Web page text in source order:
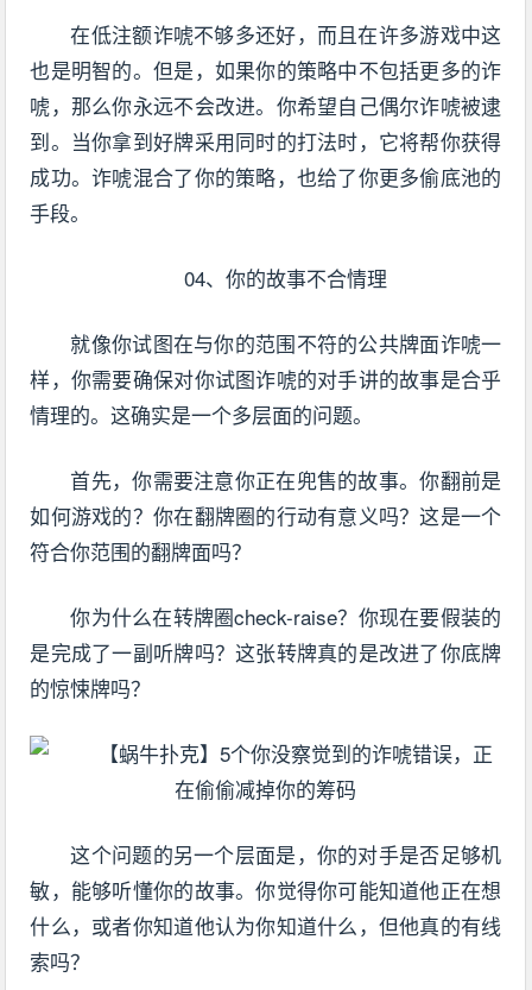
在低注额诈唬不够多还好，而且在许多游戏中这
也是明智的。但是，如果你的策略中不包括更多的诈
唬，那么你永远不会改进。你希望自己偶尔诈唬被逮
到。当你拿到好牌采用同时的打法时，它将帮你获得
成功。诈唬混合了你的策略，也给了你更多偷底池的
手段。
04、你的故事不合情理
就像你试图在与你的范围不符的公共牌面诈唬一
样，你需要确保对你试图诈唬的对手讲的故事是合乎
情理的。这确实是一个多层面的问题。
首先，你需要注意你正在兜售的故事。你翻前是
如何游戏的？你在翻牌圈的行动有意义吗？这是一个
符合你范围的翻牌面吗？
你为什么在转牌圈check-raise？你现在要假装的
是完成了一副听牌吗？这张转牌真的是改进了你底牌
的惊悚牌吗？
这个问题的另一个层面是，你的对手是否足够机
敏，能够听懂你的故事。你觉得你可能知道他正在想
什么，或者你知道他认为你知道什么，但他真的有线
索吗？